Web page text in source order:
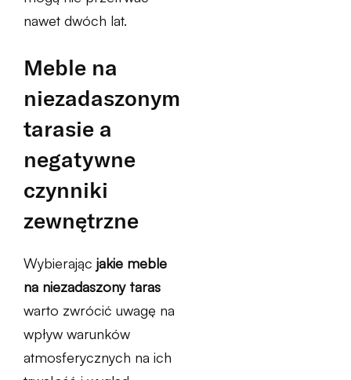
nawet dwóch lat.
Meble na
niezadaszonym
tarasie a
negatywne
czynniki
zewnętrzne
Wybierając jakie meble
na niezadaszony taras
warto zwrócić uwagę na
wpływ warunków
atmosferycznych na ich